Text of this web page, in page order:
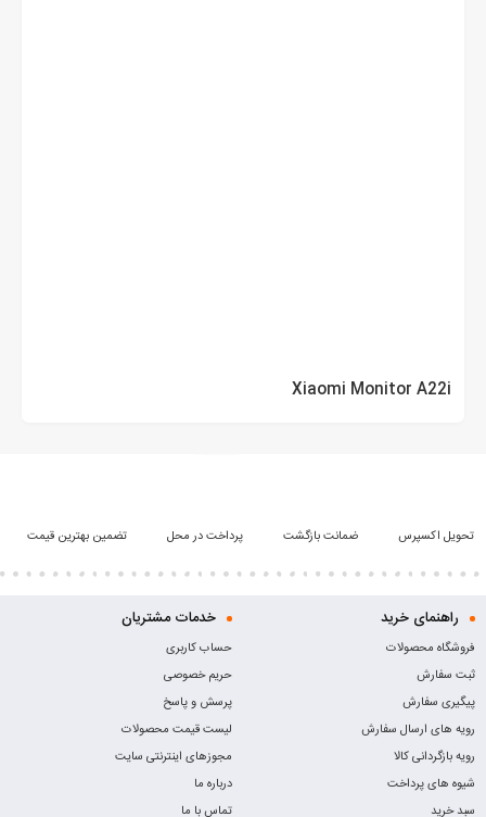
Xiaomi Monitor A22i
تحویل اکسپرس ضمانت بازگشت پرداخت در محل تضمین بهترین قیمت
راهنمای خرید
فروشگاه محصولات
ثبت سفارش
پیگیری سفارش
رویه های ارسال سفارش
رویه بازگردانی کالا
شیوه های پرداخت
سبد خرید
خدمات مشتریان
حساب کاربری
حریم خصوصی
پرسش و پاسخ
لیست قیمت محصولات
مجوزهای اینترنتی سایت
درباره ما
تماس با ما